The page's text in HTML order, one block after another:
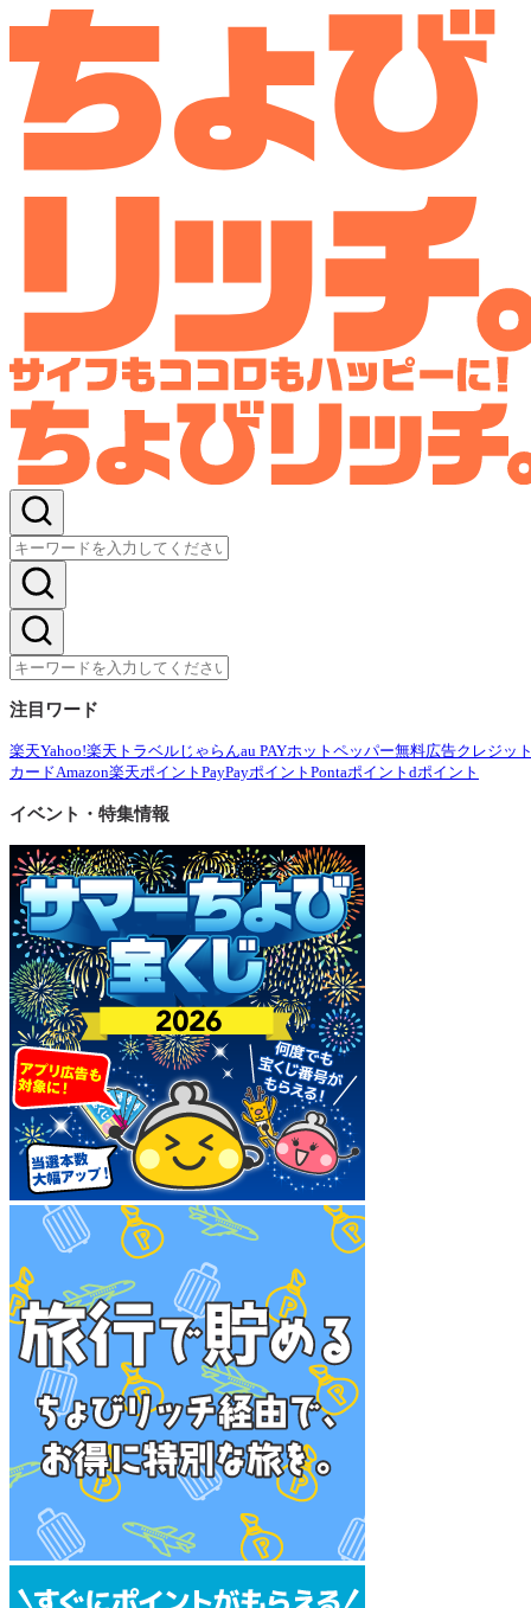
注目ワード
楽天Yahoo!楽天トラベル じゃらんau PAYホットペッパー無料広告クレジッ
カードAmazon楽天ポイント PayPayポイント Pontaポイント dポイント
イベント・特集情報